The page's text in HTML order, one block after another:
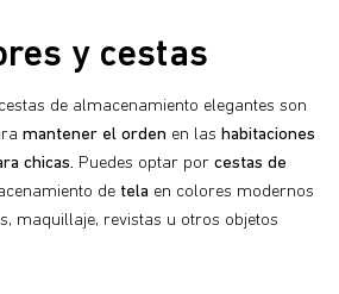
y cestas
de almacenamiento elegantes son
mantener el orden en las habitaciones
chicas. Puedes optar por cestas de
de tela en colores modernos
maquillaje, revistas u otros objetos